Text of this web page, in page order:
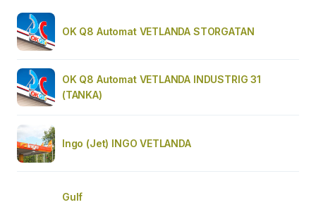
OK Q8 Automat VETLANDA STORGATAN
OK Q8 Automat VETLANDA INDUSTRIG 31
(TANKA)
Ingo (Jet) INGO VETLANDA
Gulf